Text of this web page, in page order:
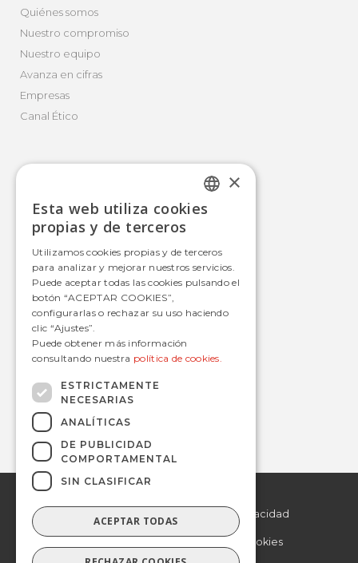
Quiénes somos
Nuestro compromiso
Nuestro equipo
Avanza en cifras
Empresas
Canal Ético
Autobús
Tranvía
Metro
Estaciones
Contacto
informacion@avanzagrupo.com
+34 916 021 900
C/ San Norberto, 48 • 28021 – Madrid
© 2019 Avanza.
reservados.
Politica de Privacidad
Politica de Cookies
SPANISH
×
Esta web utiliza cookies
propias y de terceros
Utilizamos cookies propias y de terceros
para analizar y mejorar nuestros servicios.
Puede aceptar todas las cookies pulsando el
botón “ACEPTAR COOKIES”,
configurarlas o rechazar su uso haciendo
clic “Ajustes”.
Puede obtener más información
consultando nuestra política de cookies.
ESTRICTAMENTE
NECESARIAS
ANALÍTICAS
DE PUBLICIDAD
COMPORTAMENTAL
SIN CLASIFICAR
ACEPTAR TODAS